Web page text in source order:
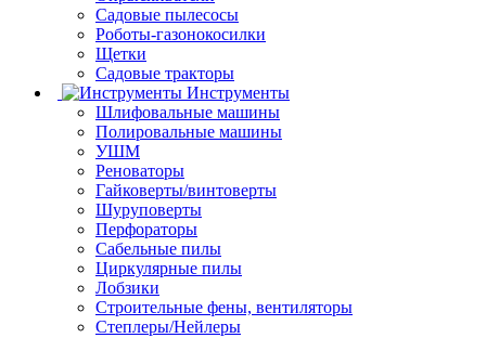
Садовые пылесосы
Роботы-газонокосилки
Щетки
Садовые тракторы
Инструменты
Шлифовальные машины
Полировальные машины
УШМ
Реноваторы
Гайковерты/винтоверты
Шуруповерты
Перфораторы
Сабельные пилы
Циркулярные пилы
Лобзики
Строительные фены, вентиляторы
Степлеры/Нейлеры